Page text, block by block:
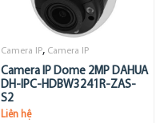
Camera IP, Camera IP
Camera IP Dome 2MP DAHUA
DH-IPC-HDBW3241R-ZAS-
S2
Liên hệ